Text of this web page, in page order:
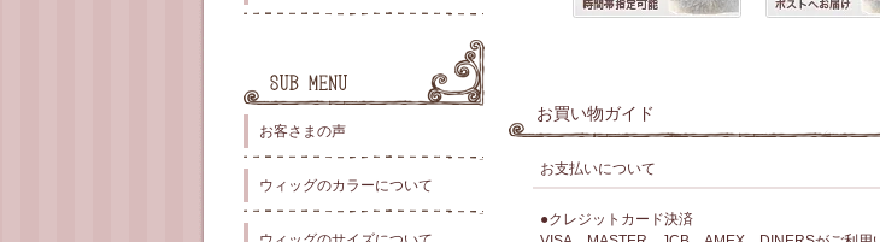
お客さまの声
ウィッグのカラーについて
お買い物ガイド
お支払いについて
●クレジットカード決済